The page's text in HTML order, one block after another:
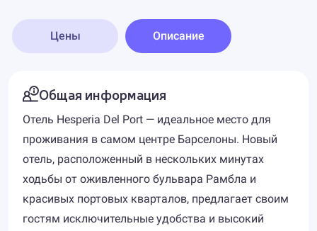
Цены Описание
Общая информация
Отель Hesperia Del Port — идеальное место для
проживания в самом центре Барселоны. Новый
отель, расположенный в нескольких минутах
ходьбы от оживленного бульвара Рамбла и
красивых портовых кварталов, предлагает своим
гостям исключительные удобства и высокий